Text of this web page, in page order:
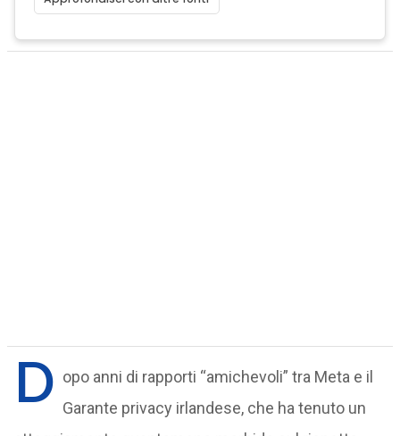
D opo anni di rapporti “amichevoli” tra Meta e il
Garante privacy irlandese, che ha tenuto un